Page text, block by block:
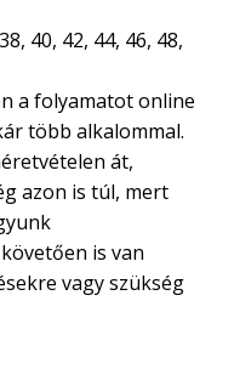
40, 42, 44, 46, 48,
a folyamatot online
több alkalommal.
át,
azon is túl, mert
is van
vagy szükség